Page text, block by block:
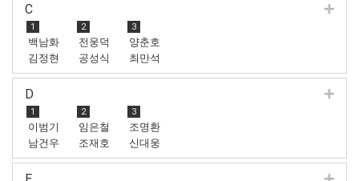
C
1
백남화
김정현
2
전웅덕
공성식
3
양춘호
최만석
D
1
이범기
남건우
2
임은철
조재호
3
조명환
신대웅